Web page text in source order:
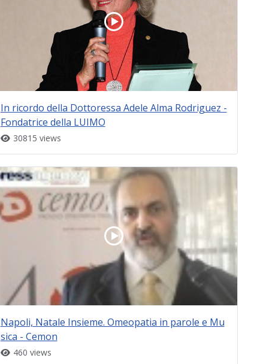
In ricordo della Dottoressa Adele Alma Rodriguez -
Fondatrice della LUIMO
30815 views
Napoli, Natale Insieme. Omeopatia in parole e Mu
sica - Cemon
460 views